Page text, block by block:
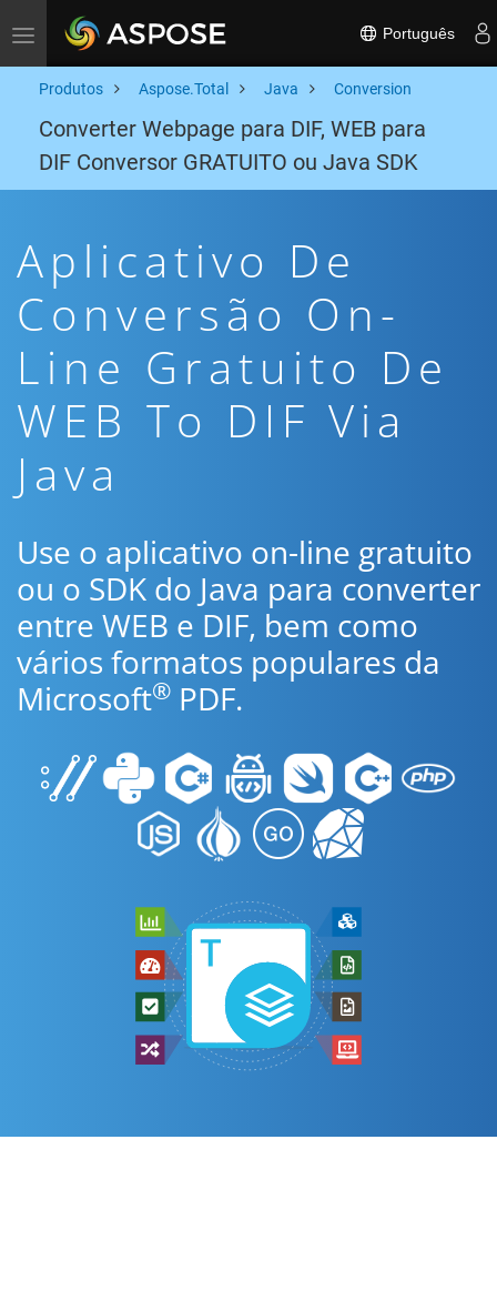
Toggle navigation Português
Produtos Aspose.Total Java Conversion
Converter Webpage para DIF, WEB para
DIF Conversor GRATUITO ou Java SDK
Aplicativo De
Conversão On-
Line Gratuito De
WEB To DIF Via
Java
Use o aplicativo on-line gratuito
ou o SDK do Java para converter
entre WEB e DIF, bem como
vários formatos populares da
Microsoft® PDF.